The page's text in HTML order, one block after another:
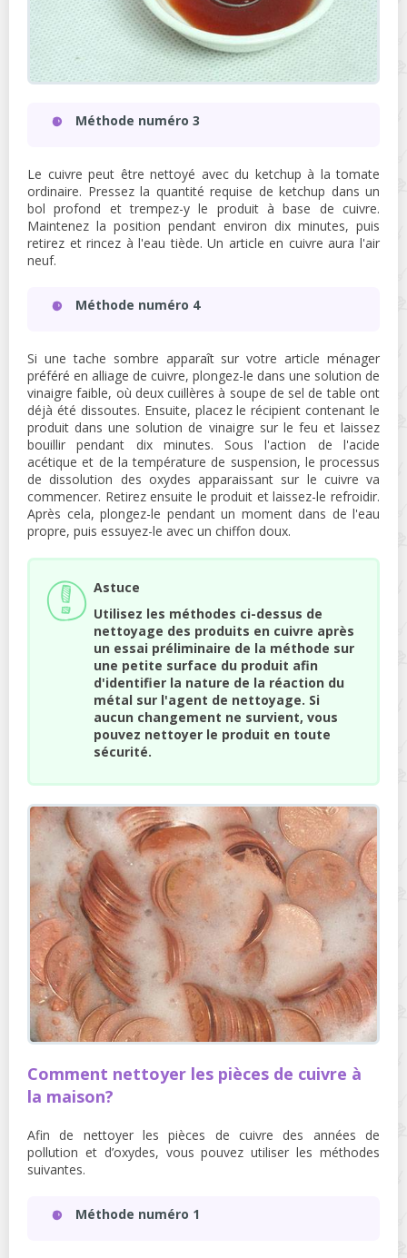
Méthode numéro 3
Le cuivre peut être nettoyé avec du ketchup à la tomate
ordinaire. Pressez la quantité requise de ketchup dans un
bol profond et trempez-y le produit à base de cuivre.
Maintenez la position pendant environ dix minutes, puis
retirez et rincez à l'eau tiède. Un article en cuivre aura l'air
neuf.
Méthode numéro 4
Si une tache sombre apparaît sur votre article ménager
préféré en alliage de cuivre, plongez-le dans une solution de
vinaigre faible, où deux cuillères à soupe de sel de table ont
déjà été dissoutes. Ensuite, placez le récipient contenant le
produit dans une solution de vinaigre sur le feu et laissez
bouillir pendant dix minutes. Sous l'action de l'acide
acétique et de la température de suspension, le processus
de dissolution des oxydes apparaissant sur le cuivre va
commencer. Retirez ensuite le produit et laissez-le refroidir.
Après cela, plongez-le pendant un moment dans de l'eau
propre, puis essuyez-le avec un chiffon doux.
Astuce
Utilisez les méthodes ci-dessus de
nettoyage des produits en cuivre après
un essai préliminaire de la méthode sur
une petite surface du produit afin
d'identifier la nature de la réaction du
métal sur l'agent de nettoyage. Si
aucun changement ne survient, vous
pouvez nettoyer le produit en toute
sécurité.
Comment nettoyer les pièces de cuivre à
la maison?
Afin de nettoyer les pièces de cuivre des années de
pollution et d’oxydes, vous pouvez utiliser les méthodes
suivantes.
Méthode numéro 1